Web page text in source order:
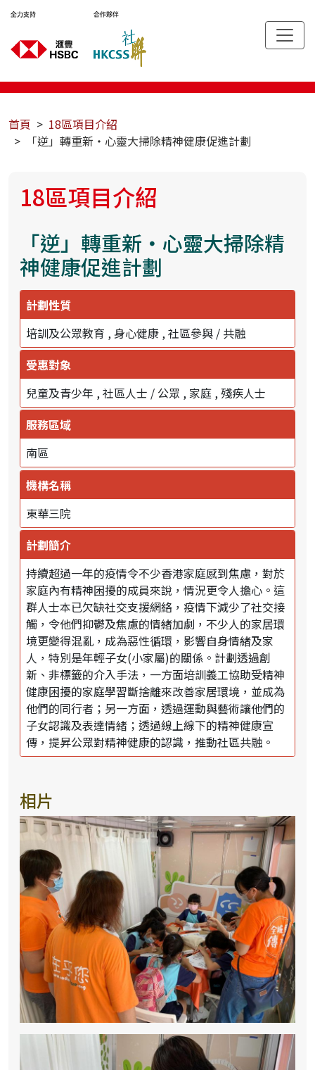
首頁
18區項目介紹
「逆」轉重新‧心靈大掃除精神健康促進計劃
18區項目介紹
「逆」轉重新‧心靈大掃除精
神健康促進計劃
計劃性質
培訓及公眾教育
身心健康 社區參與 / 共融
受惠對象
兒童及青少年 社區人士 / 公眾 家庭 殘疾人士
服務區域
南區
機構名稱
東華三院
計劃簡介
持續超過一年的疫情令不少香港家庭感到焦慮，對於
家庭內有精神困擾的成員來說，情況更令人擔心。這
群人士本已欠缺社交支援網絡，疫情下減少了社交接
觸，令他們抑鬱及焦慮的情緒加劇，不少人的家居環
境更變得混亂，成為惡性循環，影響自身情緒及家
人，特別是年輕子女(小家屬)的關係。計劃透過創
新、非標籤的介入手法，一方面培訓義工協助受精神
健康困擾的家庭學習斷捨離來改善家居環境，並成為
他們的同行者；另一方面，透過運動與藝術讓他們的
子女認識及表達情緒；透過線上線下的精神健康宣
傳，提昇公眾對精神健康的認識，推動社區共融。
相片